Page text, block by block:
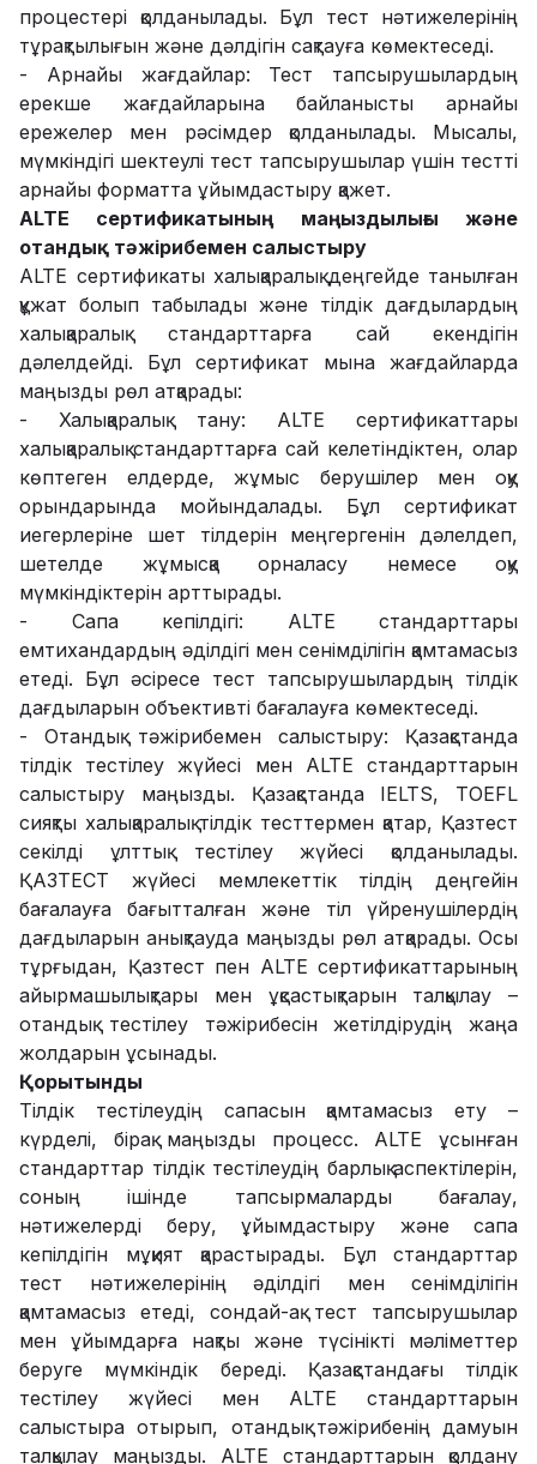
процестері қолданылады. Бұл тест нәтижелерінің
тұрақтылығын және дәлдігін сақтауға көмектеседі.
- Арнайы жағдайлар: Тест тапсырушылардың
ерекше жағдайларына байланысты арнайы
ережелер мен рәсімдер қолданылады. Мысалы,
мүмкіндігі шектеулі тест тапсырушылар үшін тестті
арнайы форматта ұйымдастыру қажет.
ALTE сертификатының маңыздылығы және
отандық тәжірибемен салыстыру
ALTE сертификаты халықаралық деңгейде танылған
құжат болып табылады және тілдік дағдылардың
халықаралық стандарттарға сай екендігін
дәлелдейді. Бұл сертификат мына жағдайларда
маңызды рөл атқарады:
- Халықаралық тану: ALTE сертификаттары
халықаралық стандарттарға сай келетіндіктен, олар
көптеген елдерде, жұмыс берушілер мен оқу
орындарында мойындалады. Бұл сертификат
иегерлеріне шет тілдерін меңгергенін дәлелдеп,
шетелде жұмысқа орналасу немесе оқу
мүмкіндіктерін арттырады.
- Сапа кепілдігі: ALTE стандарттары
емтихандардың әділдігі мен сенімділігін қамтамасыз
етеді. Бұл әсіресе тест тапсырушылардың тілдік
дағдыларын объективті бағалауға көмектеседі.
- Отандық тәжірибемен салыстыру: Қазақстанда
тілдік тестілеу жүйесі мен ALTE стандарттарын
салыстыру маңызды. Қазақстанда IELTS, TOEFL
сияқты халықаралық тілдік тесттермен қатар, Қазтест
секілді ұлттық тестілеу жүйесі қолданылады.
ҚАЗТЕСТ жүйесі мемлекеттік тілдің деңгейін
бағалауға бағытталған және тіл үйренушілердің
дағдыларын анықтауда маңызды рөл атқарады. Осы
тұрғыдан, Қазтест пен ALTE сертификаттарының
айырмашылықтары мен ұқсастықтарын талқылау –
отандық тестілеу тәжірибесін жетілдірудің жаңа
жолдарын ұсынады.
Қорытынды
Тілдік тестілеудің сапасын қамтамасыз ету –
күрделі, бірақ маңызды процесс. ALTE ұсынған
стандарттар тілдік тестілеудің барлық аспектілерін,
соның ішінде тапсырмаларды бағалау,
нәтижелерді беру, ұйымдастыру және сапа
кепілдігін мұқият қарастырады. Бұл стандарттар
тест нәтижелерінің әділдігі мен сенімділігін
қамтамасыз етеді, сондай-ақ тест тапсырушылар
мен ұйымдарға нақты және түсінікті мәліметтер
беруге мүмкіндік береді. Қазақстандағы тілдік
тестілеу жүйесі мен ALTE стандарттарын
салыстыра отырып, отандық тәжірибенің дамуын
талқылау маңызды. ALTE стандарттарын қолдану